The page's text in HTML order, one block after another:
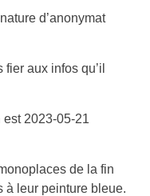
d’anonymat
aux infos qu’il
2023-05-21
de la fin
à leur peinture bleue.